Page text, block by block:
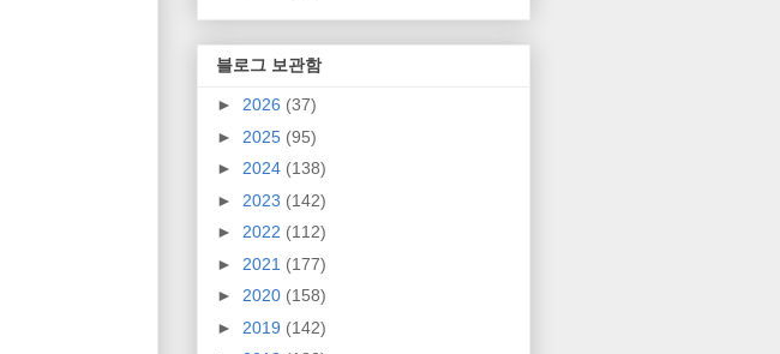
블로그 보관함
► 2026 (37)
► 2025 (95)
► 2024 (138)
► 2023 (142)
► 2022 (112)
► 2021 (177)
► 2020 (158)
► 2019 (142)